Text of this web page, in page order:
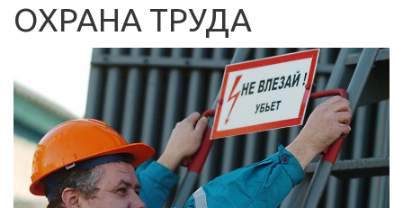
ОХРАНА ТРУДА